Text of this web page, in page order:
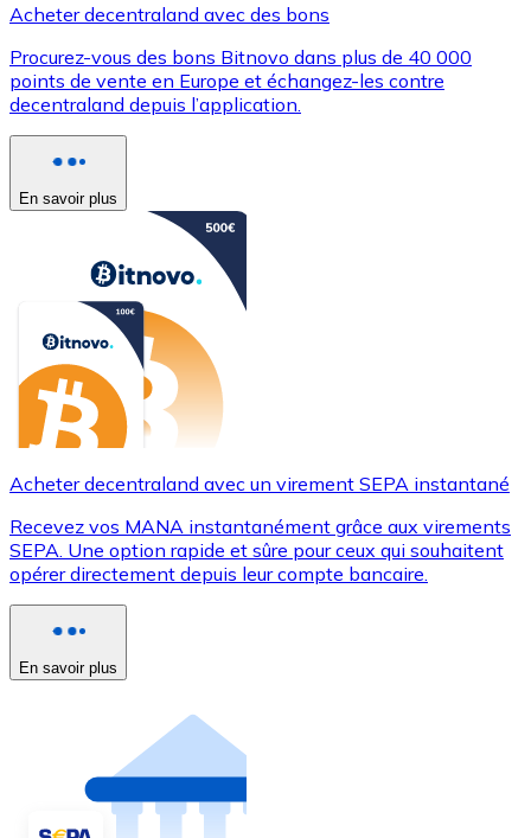
Acheter decentraland avec des bons
Procurez-vous des bons Bitnovo dans plus de 40 000
points de vente en Europe et échangez-les contre
decentraland depuis l’application.
En savoir plus
Acheter decentraland avec un virement SEPA instantané
Recevez vos MANA instantanément grâce aux virements
SEPA. Une option rapide et sûre pour ceux qui souhaitent
opérer directement depuis leur compte bancaire.
En savoir plus